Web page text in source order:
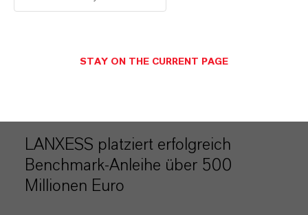
LANXESS platziert erfolgreich
Benchmark-Anleihe über 500
Millionen Euro
STAY ON THE CURRENT PAGE